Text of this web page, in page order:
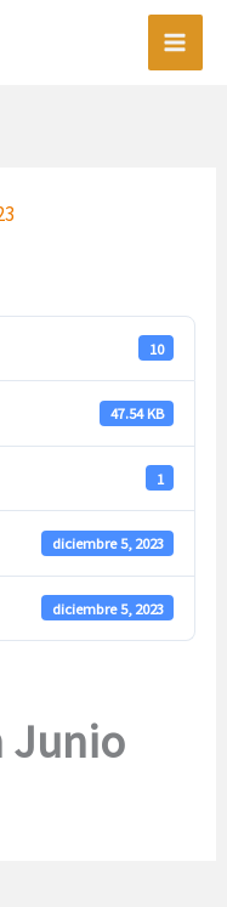
10
47.54 KB
1
diciembre 5, 2023
diciembre 5, 2023
Junio